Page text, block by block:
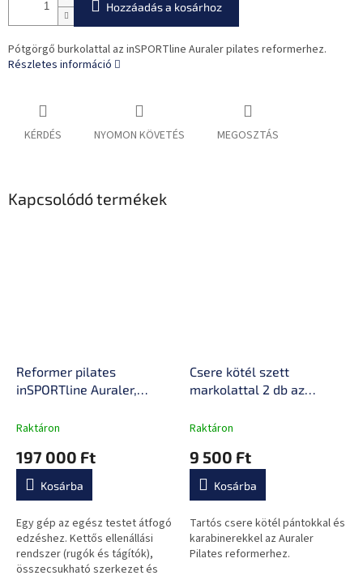
Hozzáadás a kosárhoz
Pótgörgő burkolattal az inSPORTline Auraler pilates reformerhez.
Részletes információ
KÉRDÉS NYOMON KÖVETÉS MEGOSZTÁS
Kapcsolódó termékek
Reformer pilates
inSPORTline Auraler,
rendszer, összecsukható
könnyű kezeléshez
Raktáron
197 000 Ft
Kosárba
Egy gép az egész testet átfogó
edzéshez. Kettős ellenállási
rendszer (rugók és tágítók),
összecsukható szerkezet és
Csere kötél szett
markolattal 2 db az
pilates reformerhez, gyors
egyszerű rögzítés,
megbízható tartás
Raktáron
9 500 Ft
Kosárba
Tartós csere kötél pántokkal és
karabinerekkel az Auraler
Pilates reformerhez.